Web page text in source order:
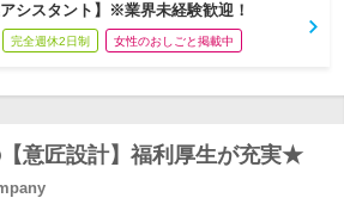
シスタント】※業界未経験歓迎！
完全週休2日制 女性のおしごと掲載中
意匠設計】福利厚生が充実★